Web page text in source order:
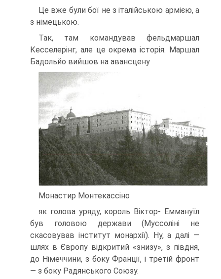
Це вже були бої не з італійською армією, а
з німецькою.
Так, там командував фельдмаршал
Кесселерінг, але це окрема історія. Маршал
Бадольйо вийшов на авансцену
Монастир Монтекассіно
як голова уряду, король Віктор- Еммануїл
був головою держави (Муссоліні не
скасовував інсти­тут монархії). Ну, а далі —
шлях в Європу відкритий «знизу», з півдня,
до Німеччини, з боку Франції, і третій фронт
— з боку Радянського Союзу.